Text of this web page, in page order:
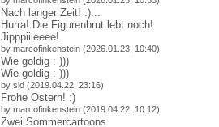
Nach langer Zeit! :)...
Hurra! Die Figurenbrut lebt noch!
Jipppiiieeee!
by marcofinkenstein (2026.01.23, 10:40)
Wie goldig : )))
Wie goldig : )))
by sid (2019.04.22, 23:16)
Frohe Ostern! :)
by marcofinkenstein (2019.04.22, 10:12)
Zwei Sommercartoons